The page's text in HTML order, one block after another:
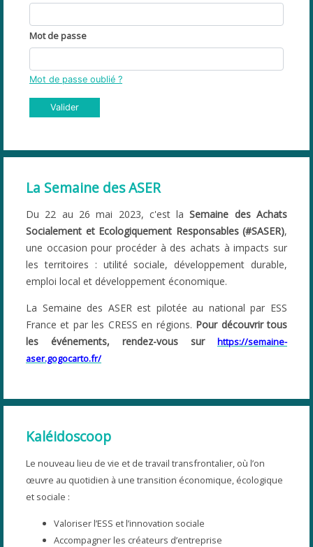
Mot de passe
Mot de passe oublié ?
Valider
La Semaine des ASER
Du 22 au 26 mai 2023, c'est laSemaine des Achats
Socialement et Ecologiquement Responsables (#SASER),
une occasion pour procéder à des achats à impacts sur
les territoires : utilité sociale, développement durable,
emploi local et développement économique.
La Semaine des ASER est pilotée au national par ESS
France et par les CRESS en régions. Pour découvrir tous
les événements, rendez-vous sur https://semaine-
aser.gogocarto.fr/
Kaléidoscoop
Le nouveau lieu de vie et de travail transfrontalier, où l’on
œuvre au quotidien à une transition économique, écologique
et sociale :
Valoriser l’ESS et l’innovation sociale
Accompagner les créateurs d’entreprise